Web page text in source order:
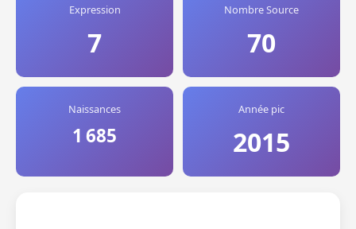
Expression
7
Nombre Source
70
Naissances
1 685
Année pic
2015